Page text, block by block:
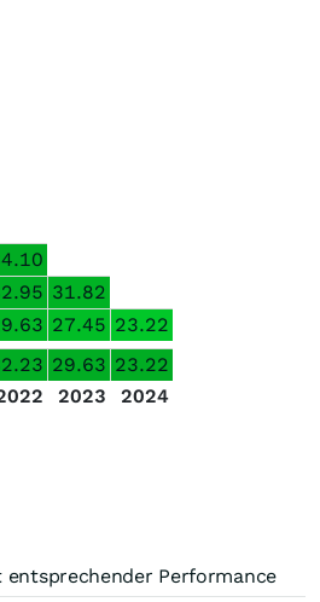
31.82
27.45 23.22
29.63 23.22
2023 2024
entsprechender Performance